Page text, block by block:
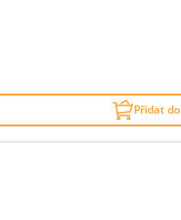
Přidat